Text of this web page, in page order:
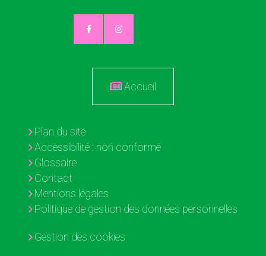
Accueil
Plan du site
Accessibilité : non conforme
Glossaire
Contact
Mentions légales
Politique de gestion des données personnelles
Gestion des cookies